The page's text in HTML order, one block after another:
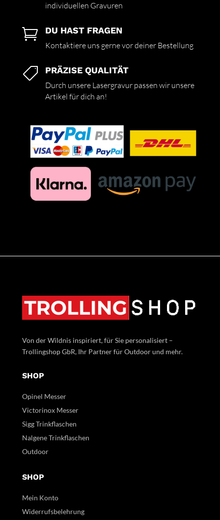
individuellen Gravuren
 DU HAST FRAGEN
Kontaktiere uns gerne vor deiner Bestellung
 PRÄZISE QUALITÄT
Durch unsere Lasergravur passen wir unsere
Artikel für dich an!
Von der Wildnis inspiriert, für Sie personalisiert –
Trollingshop GbR, Ihr Partner für Outdoor und mehr.
SHOP
Opinel Messer
Victorinox Messer
Sigg Trinkflaschen
Nalgene Trinkflaschen
Outdoor
SHOP
Mein Konto
Widerrufsbelehrung